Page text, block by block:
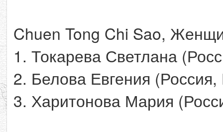
Chuen Tong Chi Sao,
1. Токарева Светлана
2. Белова Евгения
3. Харитонова Мария